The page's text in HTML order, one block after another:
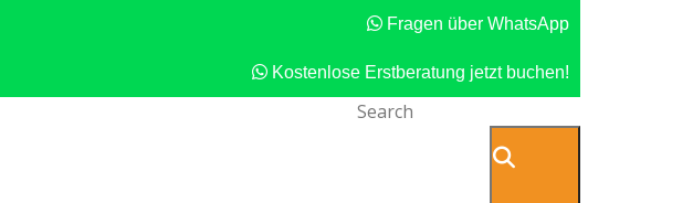
Fragen über WhatsApp
Kostenlose Erstberatung jetzt buchen!